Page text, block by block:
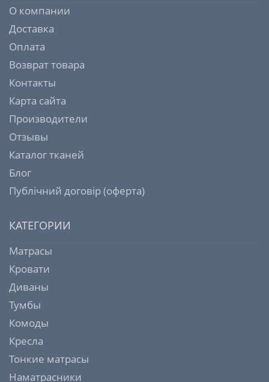
О компании
Доставка
Оплата
Возврат товара
Контакты
Карта сайта
Производители
Отзывы
Каталог тканей
Блог
Публічний договір (оферта)
КАТЕГОРИИ
Матрасы
Кровати
Диваны
Тумбы
Комоды
Кресла
Тонкие матрасы
Наматрасники